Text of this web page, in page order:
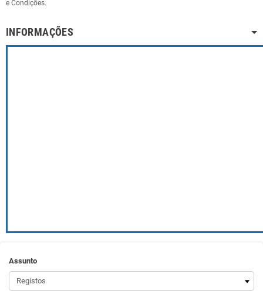
e Condições.
INFORMAÇÕES
Assunto